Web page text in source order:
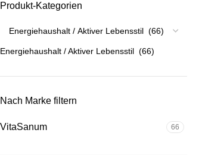
Produkt-Kategorien
Energiehaushalt / Aktiver Lebensstil (66)
Nach Marke filtern
VitaSanum 66